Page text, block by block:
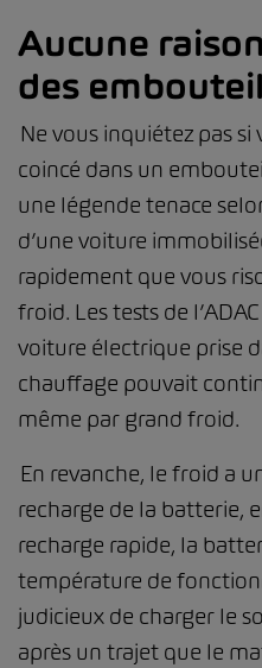
Aucune
des
Ne vous inquiétez pas
coincé dans un
une légende tenace
d’une voiture
rapidement que vous
froid. Les tests de
voiture électrique prise
chauffage pouvait
même par grand froid.
En revanche, le froid a
recharge de la batterie,
recharge rapide, la
température de
judicieux de charger le
après un trajet que le